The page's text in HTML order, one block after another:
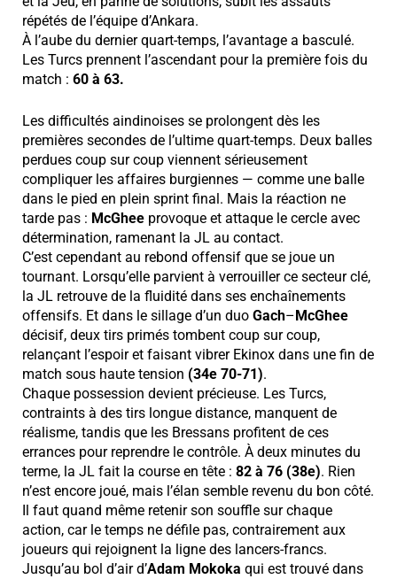
répétés de l’équipe d’Ankara.
À l’aube du dernier quart-temps, l’avantage a basculé.
Les Turcs prennent l’ascendant pour la première fois du
match : 60 à 63.
Les difficultés aindinoises se prolongent dès les
premières secondes de l’ultime quart-temps. Deux balles
perdues coup sur coup viennent sérieusement
compliquer les affaires burgiennes — comme une balle
dans le pied en plein sprint final. Mais la réaction ne
tarde pas : McGhee provoque et attaque le cercle avec
détermination, ramenant la JL au contact.
C’est cependant au rebond offensif que se joue un
tournant. Lorsqu’elle parvient à verrouiller ce secteur clé,
la JL retrouve de la fluidité dans ses enchaînements
offensifs. Et dans le sillage d’un duo Gach– McGhee
décisif, deux tirs primés tombent coup sur coup,
relançant l’espoir et faisant vibrer Ekinox dans une fin de
match sous haute tension (34e 70-71).
Chaque possession devient précieuse. Les Turcs,
contraints à des tirs longue distance, manquent de
réalisme, tandis que les Bressans profitent de ces
errances pour reprendre le contrôle. À deux minutes du
terme, la JL fait la course en tête : 82 à 76 (38e). Rien
n’est encore joué, mais l’élan semble revenu du bon côté.
Il faut quand même retenir son souffle sur chaque
action, car le temps ne défile pas, contrairement aux
joueurs qui rejoignent la ligne des lancers-francs.
Jusqu’au bol d’air d’Adam Mokoka qui est trouvé dans